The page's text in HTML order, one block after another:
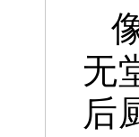
无
后